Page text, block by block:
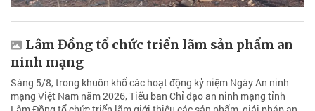
Lâm Đồng tổ chức triển lãm sản phẩm an
ninh mạng
Sáng 5/8, trong khuôn khổ các hoạt động kỷ niệm Ngày An ninh
mạng Việt Nam năm 2026, Tiểu ban Chỉ đạo an ninh mạng tỉnh